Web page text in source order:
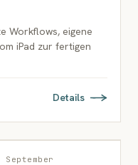
Workflows, eigene
iPad zur fertigen
Details